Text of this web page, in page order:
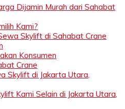
Dijamin Murah dari Sahabat
Kami?
Skylift di Sahabat Crane
Konsumen
Crane
Skylift di Jakarta Utara,
Kami Selain di Jakarta Utara,